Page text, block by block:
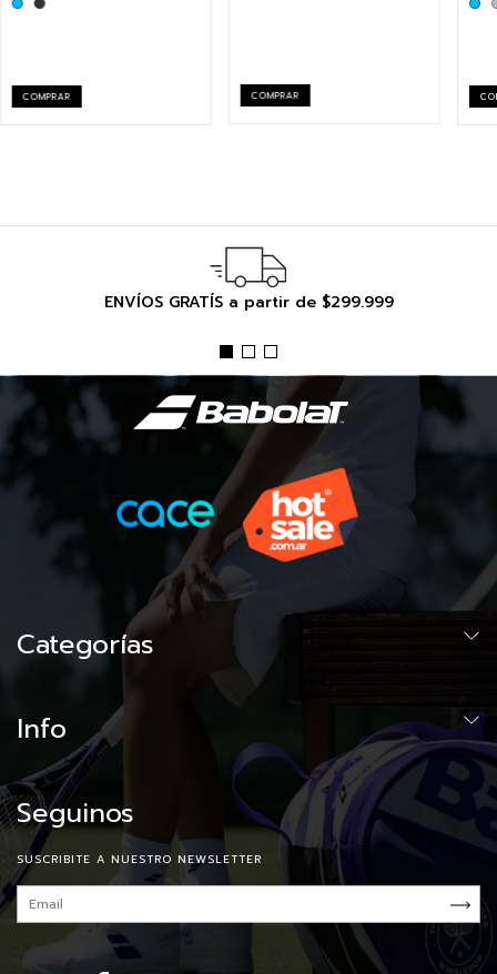
COMPRAR COMPRAR
ENVÍOS GRATÍS a partir de $299.999
Categorías
Info
Seguinos
SUSCRIBITE A NUESTRO NEWSLETTER